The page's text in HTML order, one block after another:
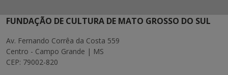
FUNDAÇÃO DE CULTURA DE MATO GROSSO DO SUL
Av. Fernando Corrêa da Costa 559
Centro - Campo Grande | MS
CEP: 79002-820